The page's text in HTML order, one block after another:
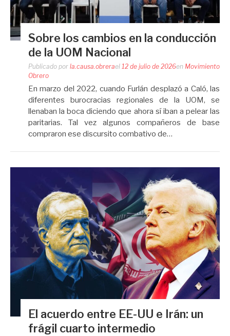
Sobre los cambios en la conducción
de la UOM Nacional
Publicado por la.causa.obrerael 12 de julio de 2026en Movimiento
Obrero
En marzo del 2022, cuando Furlán desplazó a Caló, las
diferentes burocracias regionales de la UOM, se
llenaban la boca diciendo que ahora sí iban a pelear las
paritarias. Tal vez algunos compañeros de base
compraron ese discursito combativo de…
El acuerdo entre EE-UU e Irán: un
frágil cuarto intermedio